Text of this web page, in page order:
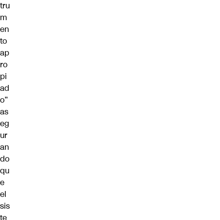
tru
m
en
to
ap
ro
pi
ad
o”
as
eg
ur
an
do
qu
e
el
sis
te